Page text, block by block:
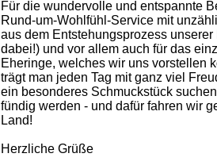
Für die wundervolle und entspannte
Rund-um-Wohlfühl-Service mit
aus dem Entstehungsprozess
dabei!) und vor allem auch für das
Eheringe, welches wir uns vorstellen
trägt man jeden Tag mit ganz viel
ein besonderes Schmuckstück
fündig werden - und dafür fahren wir
Land!
Herzliche Grüße